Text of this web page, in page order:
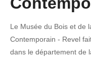
Le Musée du Bois et de
Contemporain - Revel
dans le département de